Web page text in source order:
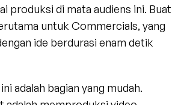
produksi di mata audiens ini. Buat
untuk Commercials, yang
ide berdurasi enam detik
adalah bagian yang mudah.